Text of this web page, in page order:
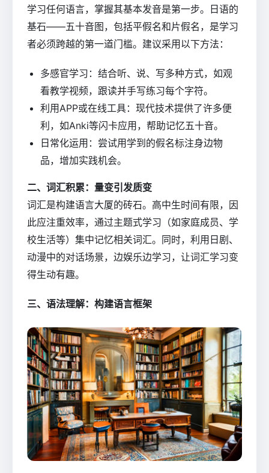
学习任何语言，掌握其基本发音是第一步。日语的
基石——五十音图，包括平假名和片假名，是学习
者必须跨越的第一道门槛。建议采用以下方法：
多感官学习：结合听、说、写多种方式，如观
看教学视频，跟读并手写练习每个字符。
利用APP或在线工具：现代技术提供了许多便
利，如Anki等闪卡应用，帮助记忆五十音。
日常化运用：尝试用学到的假名标注身边物
品，增加实践机会。
二、词汇积累：量变引发质变
词汇是构建语言大厦的砖石。高中生时间有限，因
此应注重效率，通过主题式学习（如家庭成员、学
校生活等）集中记忆相关词汇。同时，利用日剧、
动漫中的对话场景，边娱乐边学习，让词汇学习变
得生动有趣。
三、语法理解：构建语言框架